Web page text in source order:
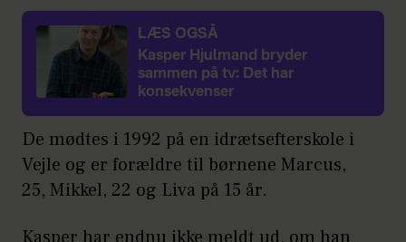
LÆS OGSÅ
Kasper Hjulmand bryder
sammen på tv: Det har
konsekvenser
De mødtes i 1992 på en idrætsefterskole i
Vejle og er forældre til børnene Marcus,
25, Mikkel, 22 og Liva på 15 år.